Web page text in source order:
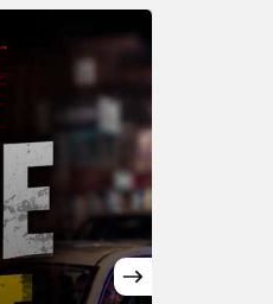
seçin.